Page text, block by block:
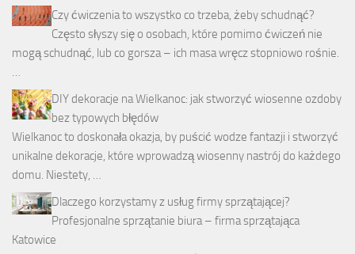
Czy ćwiczenia to wszystko co trzeba, żeby schudnąć?
Często słyszy się o osobach, które pomimo ćwiczeń nie
mogą schudnąć, lub co gorsza – ich masa wręcz stopniowo rośnie.
…
DIY dekoracje na Wielkanoc: jak stworzyć wiosenne ozdoby
bez typowych błędów
Wielkanoc to doskonała okazja, by puścić wodze fantazji i stworzyć
unikalne dekoracje, które wprowadzą wiosenny nastrój do każdego
domu. Niestety, …
Dlaczego korzystamy z usług firmy sprzątającej?
Profesjonalne sprzątanie biura – firma sprzątająca
Katowice